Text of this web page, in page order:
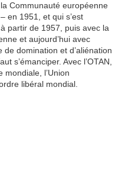
Communauté européenne
en 1951, et qui s’est
partir de 1957, puis avec la
et aujourd’hui avec
de domination et d’aliénation
s’émanciper. Avec l’OTAN,
mondiale, l’Union
libéral mondial.